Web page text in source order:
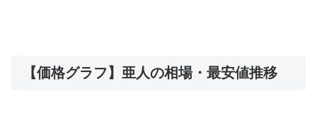
【価格グラフ】亜人の相場・最安値推移